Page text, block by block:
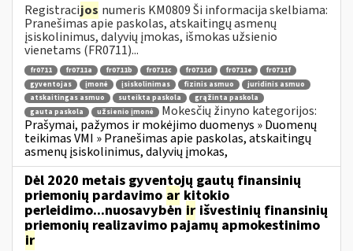
Registracijos numeris KM0809 Ši informacija skelbiama:
Pranešimas apie paskolas, atskaitingų asmenų
įsiskolinimus, dalyvių įmokas, išmokas užsienio
vienetams (FR0711)...
fr0711 fr0711a fr0711b fr0711c fr0711d fr0711e
fr0711f
gyventojas
įmonė įsiskolinimas fizinis asmuo
juridinis asmuo
atskaitingas asmuo
suteikta paskola
grąžinta paskola
gauta paskola
užsienio įmonė
Mokesčių žinyno kategorijos:
Prašymai, pažymos ir mokėjimo duomenys » Duomenų
teikimas VMI » Pranešimas apie paskolas, atskaitingų
asmenų įsiskolinimus, dalyvių įmokas,
Dėl 2020 metais gyventojų gautų finansinių
priemonių pardavimo ar kitokio
perleidimo...nuosavybėn ir išvestinių finansinių
priemonių realizavimo pajamų apmokestinimo
ir